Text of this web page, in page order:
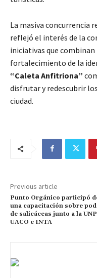
La masiva concurrencia
reflejó el interés de la
iniciativas que
fortalecimiento de la
“Caleta Anfitriona”
disfrutar y redescubrir
ciudad.
Previous article
Punto Orgánico participó
una capacitación sobre
de salicáceas junto a la
UACO e INTA